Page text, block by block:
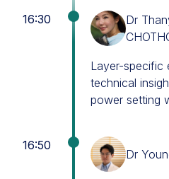
16:30
Dr
Layer-specific
technical
power setting
16:50
Dr